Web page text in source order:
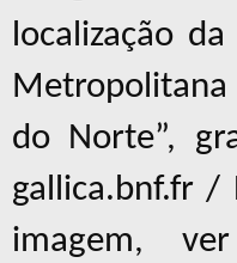
localização
Metropolitana
do Norte”,
gallica.bnf.fr /
imagem,